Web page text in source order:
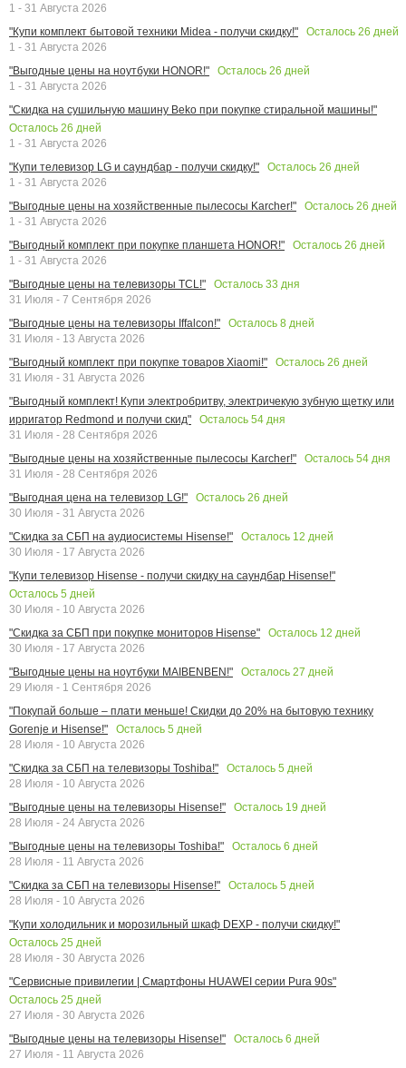
1 - 31 Августа 2026
"Купи комплект бытовой техники Midea - получи скидку!"
Осталось 26 дней
1 - 31 Августа 2026
"Выгодные цены на ноутбуки HONOR!"
Осталось 26 дней
1 - 31 Августа 2026
"Скидка на сушильную машину Beko при покупке стиральной машины!"
Осталось 26 дней
1 - 31 Августа 2026
"Купи телевизор LG и саундбар - получи скидку!"
Осталось 26 дней
1 - 31 Августа 2026
"Выгодные цены на хозяйственные пылесосы Karcher!"
Осталось 26 дней
1 - 31 Августа 2026
"Выгодный комплект при покупке планшета HONOR!"
Осталось 26 дней
1 - 31 Августа 2026
"Выгодные цены на телевизоры TCL!"
Осталось 33 дня
31 Июля - 7 Сентября 2026
"Выгодные цены на телевизоры Iffalcon!"
Осталось 8 дней
31 Июля - 13 Августа 2026
"Выгодный комплект при покупке товаров Xiaomi!"
Осталось 26 дней
31 Июля - 31 Августа 2026
"Выгодный комплект! Купи электробритву, электричекую зубную щетку или
ирригатор Redmond и получи скид"
Осталось 54 дня
31 Июля - 28 Сентября 2026
"Выгодные цены на хозяйственные пылесосы Karcher!"
Осталось 54 дня
31 Июля - 28 Сентября 2026
"Выгодная цена на телевизор LG!"
Осталось 26 дней
30 Июля - 31 Августа 2026
"Скидка за СБП на аудиосистемы Hisense!"
Осталось 12 дней
30 Июля - 17 Августа 2026
"Купи телевизор Hisense - получи скидку на саундбар Hisense!"
Осталось 5 дней
30 Июля - 10 Августа 2026
"Скидка за СБП при покупке мониторов Hisense"
Осталось 12 дней
30 Июля - 17 Августа 2026
"Выгодные цены на ноутбуки MAIBENBEN!"
Осталось 27 дней
29 Июля - 1 Сентября 2026
"Покупай больше – плати меньше! Скидки до 20% на бытовую технику
Gorenje и Hisense!"
Осталось 5 дней
28 Июля - 10 Августа 2026
"Скидка за СБП на телевизоры Toshiba!"
Осталось 5 дней
28 Июля - 10 Августа 2026
"Выгодные цены на телевизоры Hisense!"
Осталось 19 дней
28 Июля - 24 Августа 2026
"Выгодные цены на телевизоры Toshiba!"
Осталось 6 дней
28 Июля - 11 Августа 2026
"Скидка за СБП на телевизоры Hisense!"
Осталось 5 дней
28 Июля - 10 Августа 2026
"Купи холодильник и морозильный шкаф DEXP - получи скидку!"
Осталось 25 дней
28 Июля - 30 Августа 2026
"Сервисные привилегии | Смартфоны HUAWEI серии Pura 90s"
Осталось 25 дней
27 Июля - 30 Августа 2026
"Выгодные цены на телевизоры Hisense!"
Осталось 6 дней
27 Июля - 11 Августа 2026